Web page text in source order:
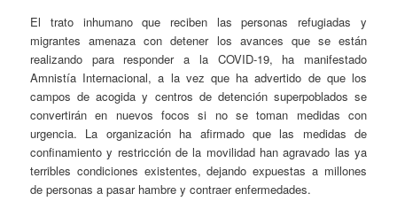
El trato inhumano que reciben las personas refugiadas y
migrantes amenaza con detener los avances que se están
realizando para responder a la COVID-19, ha manifestado
Amnistía Internacional, a la vez que ha advertido de que los
campos de acogida y centros de detención superpoblados se
convertirán en nuevos focos si no se toman medidas con
urgencia. La organización ha afirmado que las medidas de
confinamiento y restricción de la movilidad han agravado las ya
terribles condiciones existentes, dejando expuestas a millones
de personas a pasar hambre y contraer enfermedades.